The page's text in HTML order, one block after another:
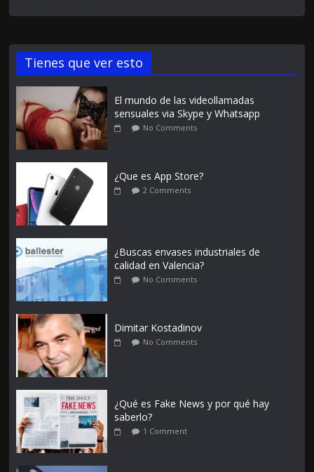
Tienes que ver esto
El mundo de las videollamadas
sensuales via Skype y Whatsapp
No Comments
¿Que es App Store?
2 Comments
¿Buscas envases industriales de
calidad en Valencia?
No Comments
Dimitar Kostadinov
No Comments
¿Qué es Fake News y por qué hay
saberlo?
1 Comment